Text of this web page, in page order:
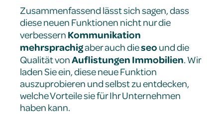
Zusammenfassend lässt sich sagen, dass
diese neuen Funktionen nicht nur die
verbessern Kommunikation
mehrsprachigaber auch dieseo und die
Qualität vonAuflistungenImmobilien. Wir
laden Sie ein, diese neue Funktion
auszuprobieren und selbst zu entdecken,
welche Vorteile sie für Ihr Unternehmen
haben kann.